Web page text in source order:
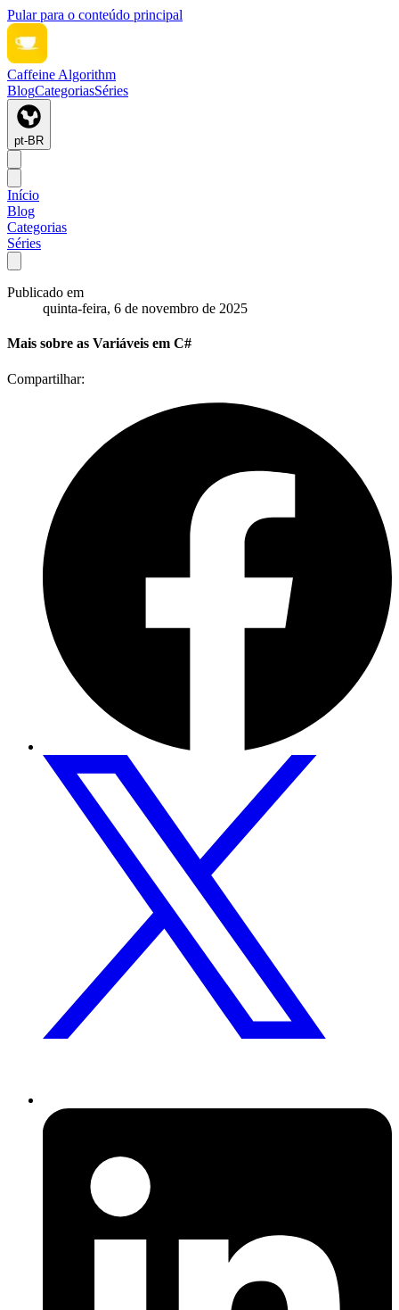
Pular para o conteúdo principal
Caffeine Algorithm
BlogCategoriasSéries
pt-BR
Início
Blog
Categorias
Séries
Publicado em
quinta-feira, 6 de novembro de 2025
Mais sobre as Variáveis em C#
Compartilhar: